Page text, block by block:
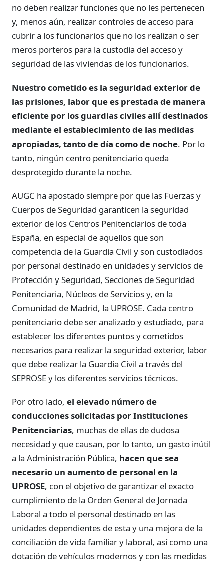
no deben realizar funciones que no les pertenecen
y, menos aún, realizar controles de acceso para
cubrir a los funcionarios que no los realizan o ser
meros porteros para la custodia del acceso y
seguridad de las viviendas de los funcionarios.
Nuestro cometido es la seguridad exterior de
las prisiones, labor que es prestada de manera
eficiente por los guardias civiles allí destinados
mediante el establecimiento de las medidas
apropiadas, tanto de día como de noche. Por lo
tanto, ningún centro penitenciario queda
desprotegido durante la noche.
AUGC ha apostado siempre por que las Fuerzas y
Cuerpos de Seguridad garanticen la seguridad
exterior de los Centros Penitenciarios de toda
España, en especial de aquellos que son
competencia de la Guardia Civil y son custodiados
por personal destinado en unidades y servicios de
Protección y Seguridad, Secciones de Seguridad
Penitenciaria, Núcleos de Servicios y, en la
Comunidad de Madrid, la UPROSE. Cada centro
penitenciario debe ser analizado y estudiado, para
establecer los diferentes puntos y cometidos
necesarios para realizar la seguridad exterior, labor
que debe realizar la Guardia Civil a través del
SEPROSE y los diferentes servicios técnicos.
Por otro lado, el elevado número de
conducciones solicitadas por Instituciones
Penitenciarias, muchas de ellas de dudosa
necesidad y que causan, por lo tanto, un gasto inútil
a la Administración Pública, hacen que sea
necesario un aumento de personal en la
UPROSE, con el objetivo de garantizar el exacto
cumplimiento de la Orden General de Jornada
Laboral a todo el personal destinado en las
unidades dependientes de esta y una mejora de la
conciliación de vida familiar y laboral, así como una
dotación de vehículos modernos y con las medidas